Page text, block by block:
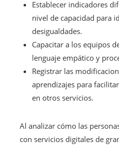
Establecer indicadores
nivel de capacidad para
desigualdades.
Capacitar a los equipos
lenguaje empático y
Registrar las
aprendizajes para
en otros servicios.
Al analizar cómo las
con servicios digitales de